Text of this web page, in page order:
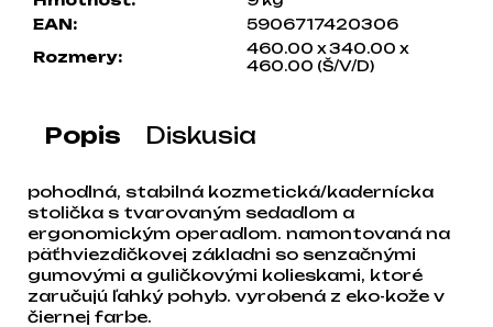
EAN:
5906717420306
Rozmery:
460.00 x 340.00 x
460.00 (Š/V/D)
Popis Diskusia
pohodlná, stabilná kozmetická/kadernícka
stolička s tvarovaným sedadlom a
ergonomickým operadlom. namontovaná na
päťhviezdičkovej základni so senzačnými
gumovými a guličkovými kolieskami, ktoré
zaručujú ľahký pohyb. vyrobená z eko-kože v
čiernej farbe.